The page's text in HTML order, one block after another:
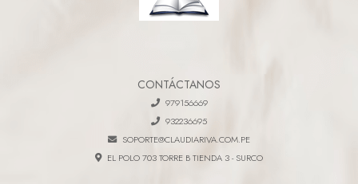
CONTÁCTANOS
979156669
932236695
SOPORTE@CLAUDIARIVA.COM.PE
EL POLO 703 TORRE B TIENDA 3 - SURCO